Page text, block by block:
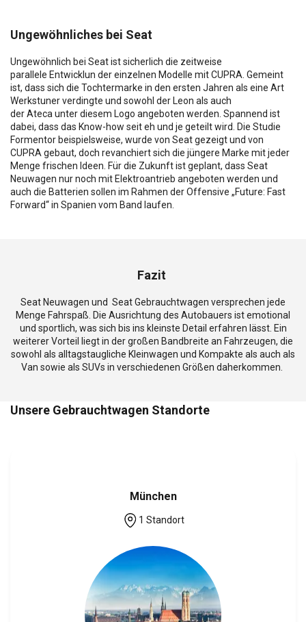
Ungewöhnliches bei Seat
Ungewöhnlich bei Seat ist sicherlich die zeitweise
parallele Entwicklun der einzelnen Modelle mit CUPRA. Gemeint
ist, dass sich die Tochtermarke in den ersten Jahren als eine Art
Werkstuner verdingte und sowohl der Leon als auch
der Ateca unter diesem Logo angeboten werden. Spannend ist
dabei, dass das Know-how seit eh und je geteilt wird. Die Studie
Formentor beispielsweise, wurde von Seat gezeigt und von
CUPRA gebaut, doch revanchiert sich die jüngere Marke mit jeder
Menge frischen Ideen. Für die Zukunft ist geplant, dass Seat
Neuwagen nur noch mit Elektroantrieb angeboten werden und
auch die Batterien sollen im Rahmen der Offensive „Future: Fast
Forward“ in Spanien vom Band laufen.
Fazit
Seat Neuwagen und Seat Gebrauchtwagen versprechen jede
Menge Fahrspaß. Die Ausrichtung des Autobauers ist emotional
und sportlich, was sich bis ins kleinste Detail erfahren lässt. Ein
weiterer Vorteil liegt in der großen Bandbreite an Fahrzeugen, die
sowohl als alltagstaugliche Kleinwagen und Kompakte als auch als
Van sowie als SUVs in verschiedenen Größen daherkommen.
Unsere Gebrauchtwagen Standorte
München
1 Standort